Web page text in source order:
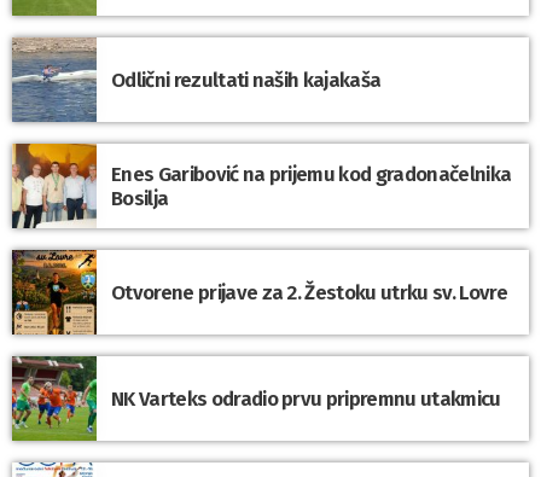
Odlični rezultati naših kajakaša
Enes Garibović na prijemu kod gradonačelnika
Bosilja
Otvorene prijave za 2. Žestoku utrku sv. Lovre
NK Varteks odradio prvu pripremnu utakmicu